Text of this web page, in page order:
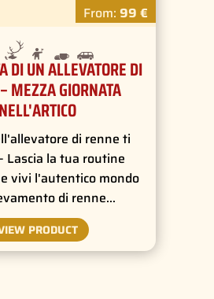
From: 99 €
DI UN ALLEVATORE DI
MEZZA GIORNATA
NELL'ARTICO
di renne ti
Lascia la tua routine
vivi l'autentico mondo
di renne…
PRODUCT